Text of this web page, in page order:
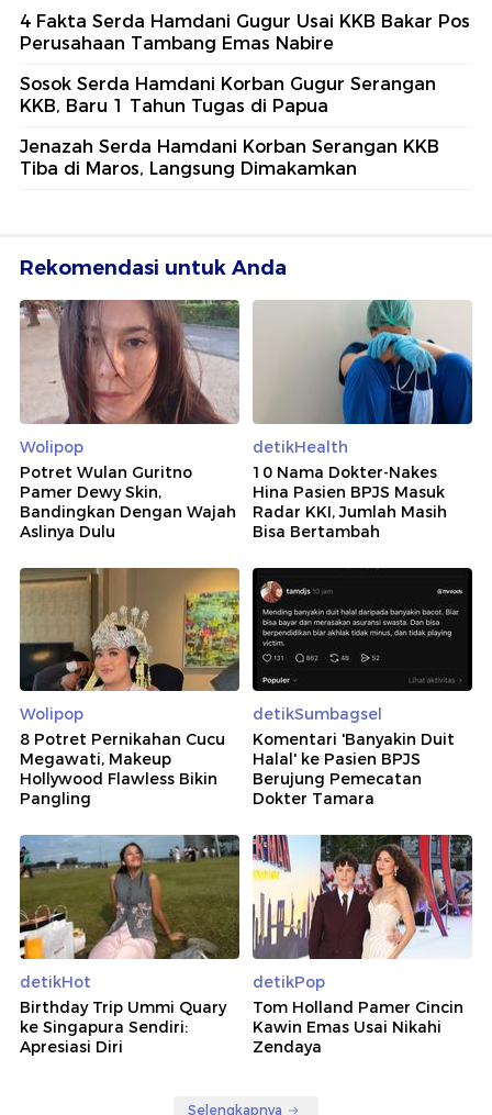
4 Fakta Serda Hamdani Gugur Usai KKB Bakar Pos
Perusahaan Tambang Emas Nabire
Sosok Serda Hamdani Korban Gugur Serangan
KKB, Baru 1 Tahun Tugas di Papua
Jenazah Serda Hamdani Korban Serangan KKB
Tiba di Maros, Langsung Dimakamkan
Rekomendasi untuk Anda
Wolipop
Potret Wulan Guritno
Pamer Dewy Skin,
Bandingkan Dengan Wajah
Aslinya Dulu
detikHealth
10 Nama Dokter-Nakes
Hina Pasien BPJS Masuk
Radar KKI, Jumlah Masih
Bisa Bertambah
Wolipop
8 Potret Pernikahan Cucu
Megawati, Makeup
Hollywood Flawless Bikin
Pangling
detikSumbagsel
Komentari 'Banyakin Duit
Halal' ke Pasien BPJS
Berujung Pemecatan
Dokter Tamara
detikHot
Birthday Trip Ummi Quary
ke Singapura Sendiri:
Apresiasi Diri
detikPop
Tom Holland Pamer Cincin
Kawin Emas Usai Nikahi
Zendaya
Selengkapnya